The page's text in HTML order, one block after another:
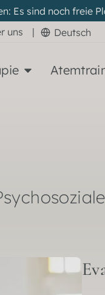
Es sind noch freie
uns | Deutsch